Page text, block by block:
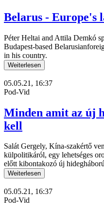
Belarus - Europe's
Péter Heltai and Attila Demkó
Budapest-based
in his country.
Weiterlesen
05.05.21, 16:37
Pod-Vid
Minden amit az új
kell
Salát Gergely, Kína-szakértő
külpolitikáról, egy lehetséges
előtt kibontakozó új
Weiterlesen
05.05.21, 16:37
Pod-Vid